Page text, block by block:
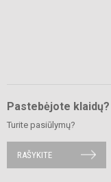
Pastebėjote klaidų?
Turite pasiūlymų?
RAŠYKITE